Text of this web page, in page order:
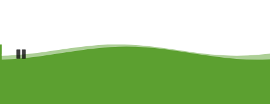
Pause